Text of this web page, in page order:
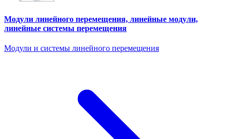
Модули линейного перемещения, линейные модули,
линейные системы перемещения
Модули и системы линейного перемещения